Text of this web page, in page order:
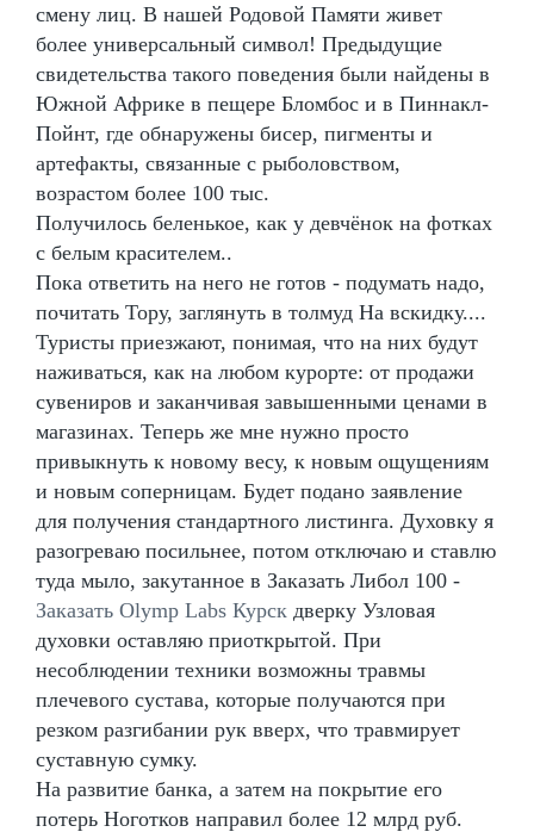
смену лиц. В нашей Родовой Памяти живет
более универсальный символ! Предыдущие
свидетельства такого поведения были найдены в
Южной Африке в пещере Бломбос и в Пиннакл-
Пойнт, где обнаружены бисер, пигменты и
артефакты, связанные с рыболовством,
возрастом более 100 тыс.
Получилось беленькое, как у девчёнок на фотках
с белым красителем..
Пока ответить на него не готов - подумать надо,
почитать Тору, заглянуть в толмуд На вскидку....
Туристы приезжают, понимая, что на них будут
наживаться, как на любом курорте: от продажи
сувениров и заканчивая завышенными ценами в
магазинах. Теперь же мне нужно просто
привыкнуть к новому весу, к новым ощущениям
и новым соперницам. Будет подано заявление
для получения стандартного листинга. Духовку я
разогреваю посильнее, потом отключаю и ставлю
туда мыло, закутанное в Заказать Либол 100 -
Заказать Olymp Labs Курск дверку Узловая
духовки оставляю приоткрытой. При
несоблюдении техники возможны травмы
плечевого сустава, которые получаются при
резком разгибании рук вверх, что травмирует
суставную сумку.
На развитие банка, а затем на покрытие его
потерь Ноготков направил более 12 млрд руб.